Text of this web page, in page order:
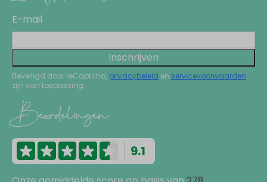
E-mail
Inschrijven
Beveiligd door reCaptcha, privacybeleid en servicevoorwaarden
zijn van toepassing.
Beoordelingen
9.1